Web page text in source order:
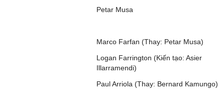
Petar Musa
Marco Farfan (Thay: Petar Musa)
Logan Farrington (Kiến tạo: Asier
Illarramendi)
Paul Arriola (Thay: Bernard Kamungo)